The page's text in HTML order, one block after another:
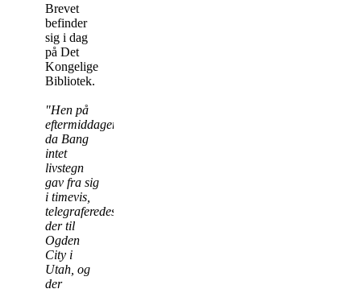
Brevet
befinder
sig i dag
på Det
Kongelige
Bibliotek.
"Hen på
eftermiddagen,
da Bang
intet
livstegn
gav fra sig
i timevis,
telegraferedes
der til
Ogden
City i
Utah, og
der